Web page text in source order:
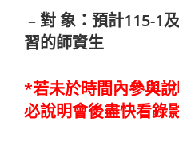
– 對 象：預計115-1
習的師資生
*若未於時間內參與
必說明會後盡快看錄